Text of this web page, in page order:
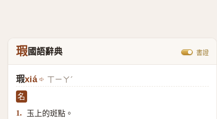
瑕國語辭典 書證
瑕xiá ㄒㄧㄚˊ
名
1.
玉上的斑點。